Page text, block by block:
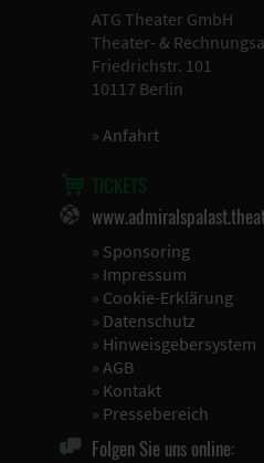
ATG Theater GmbH
Theater- &
Friedrichstr. 101
10117 Berlin
» Anfahrt
TICKETS
» Sponsoring
» Impressum
» Cookie-Erklärung
» Datenschutz
» Hinweisgebersystem
» AGB
» Kontakt
» Pressebereich
Folgen Sie uns online: